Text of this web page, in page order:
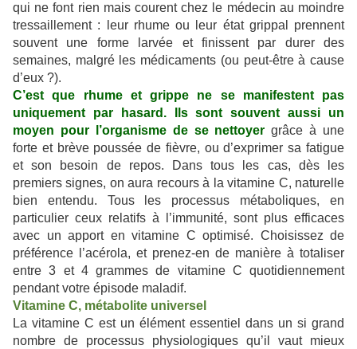
qui ne font rien mais courent chez le médecin au moindre
tressaillement : leur rhume ou leur état grippal prennent
souvent une forme larvée et finissent par durer des
semaines, malgré les médicaments (ou peut-être à cause
d’eux ?).
C’est que rhume et grippe ne se manifestent pas
uniquement par hasard. Ils sont souvent aussi un
moyen pour l’organisme de se nettoyer grâce à une
forte et brève poussée de fièvre, ou d’exprimer sa fatigue
et son besoin de repos. Dans tous les cas, dès les
premiers signes, on aura recours à la vitamine C, naturelle
bien entendu. Tous les processus métaboliques, en
particulier ceux relatifs à l’immunité, sont plus efficaces
avec un apport en vitamine C optimisé. Choisissez de
préférence l’acérola, et prenez-en de manière à totaliser
entre 3 et 4 grammes de vitamine C quotidiennement
pendant votre épisode maladif.
Vitamine C, métabolite universel
La vitamine C est un élément essentiel dans un si grand
nombre de processus physiologiques qu’il vaut mieux